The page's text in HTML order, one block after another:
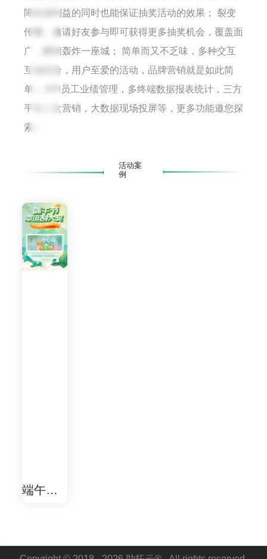
障自身利益的同时也能保证抽奖活动的效果； 裂变
传播，邀请好友参与即可获得更多抽奖机会，覆盖面
广，瞬间轰炸一座城； 简单而又不乏味，多种交互
互动结合，用户至爱的活动，品牌营销就是如此简
单； KPI员工业绩管理，多终端数据报表统计，三方
平台二次营销，大数据现场投屏等，更多功能邀您探
索；
活动案
例
微
端午节